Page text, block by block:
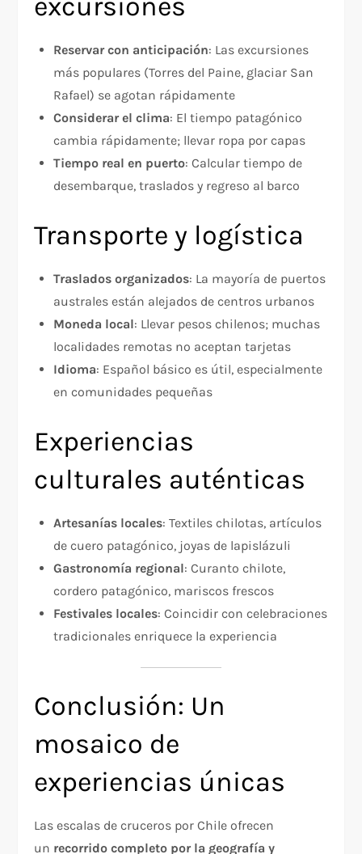
excursiones
Reservar con anticipación: Las excursiones
más populares (Torres del Paine, glaciar San
Rafael) se agotan rápidamente
Considerar el clima: El tiempo patagónico
cambia rápidamente; llevar ropa por capas
Tiempo real en puerto: Calcular tiempo de
desembarque, traslados y regreso al barco
Transporte y logística
Traslados organizados: La mayoría de puertos
australes están alejados de centros urbanos
Moneda local: Llevar pesos chilenos; muchas
localidades remotas no aceptan tarjetas
Idioma: Español básico es útil, especialmente
en comunidades pequeñas
Experiencias
culturales auténticas
Artesanías locales: Textiles chilotas, artículos
de cuero patagónico, joyas de lapislázuli
Gastronomía regional: Curanto chilote,
cordero patagónico, mariscos frescos
Festivales locales: Coincidir con celebraciones
tradicionales enriquece la experiencia
Conclusión: Un
mosaico de
experiencias únicas
Las escalas de cruceros por Chile ofrecen
un recorrido completo por la geografía y